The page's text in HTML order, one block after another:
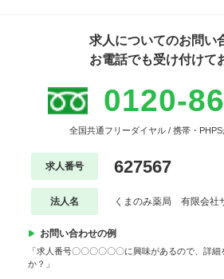
求人についてのお問い
お電話でも受け付けて
0120-
全国共通フリーダイヤル / 携帯・
求人番号 627567
法人名 くまのみ薬局 有限会社
お問い合わせの例
「求人番号〇〇〇〇〇〇に興味があるので、詳
か？」